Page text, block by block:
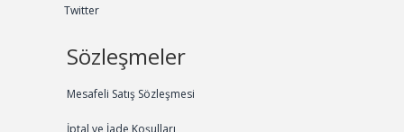
Twitter
Sözleşmeler
Mesafeli Satış Sözleşmesi
İptal ve İade Koşulları